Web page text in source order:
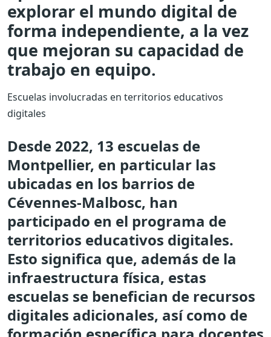
explorar el mundo digital de
forma independiente, a la vez
que mejoran su capacidad de
trabajo en equipo.
Escuelas involucradas en territorios educativos
digitales
Desde 2022, 13 escuelas de
Montpellier, en particular las
ubicadas en los barrios de
Cévennes-Malbosc, han
participado en el programa de
territorios educativos digitales.
Esto significa que, además de la
infraestructura física, estas
escuelas se benefician de recursos
digitales adicionales, así como de